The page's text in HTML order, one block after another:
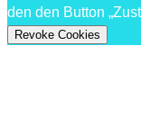
den den Button
Revoke Cookies